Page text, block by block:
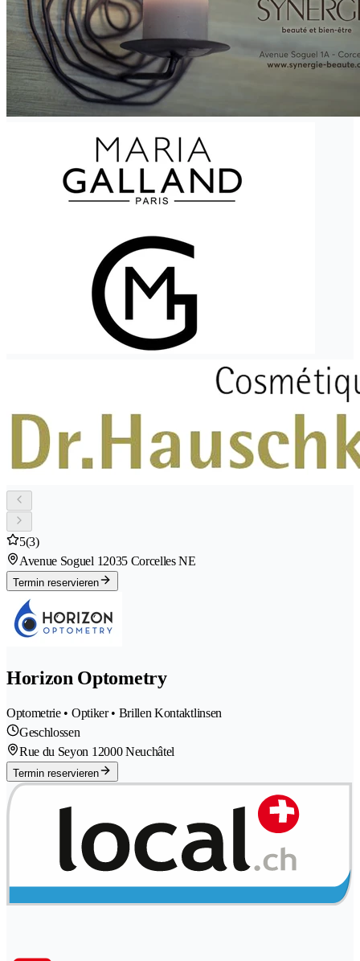
5(3)
Avenue Soguel 12035 Corcelles NE
Termin reservieren
Horizon Optometry
Optometrie • Optiker • Brillen Kontaktlinsen
Geschlossen
Rue du Seyon 1 2000 Neuchâtel
Termin reservieren